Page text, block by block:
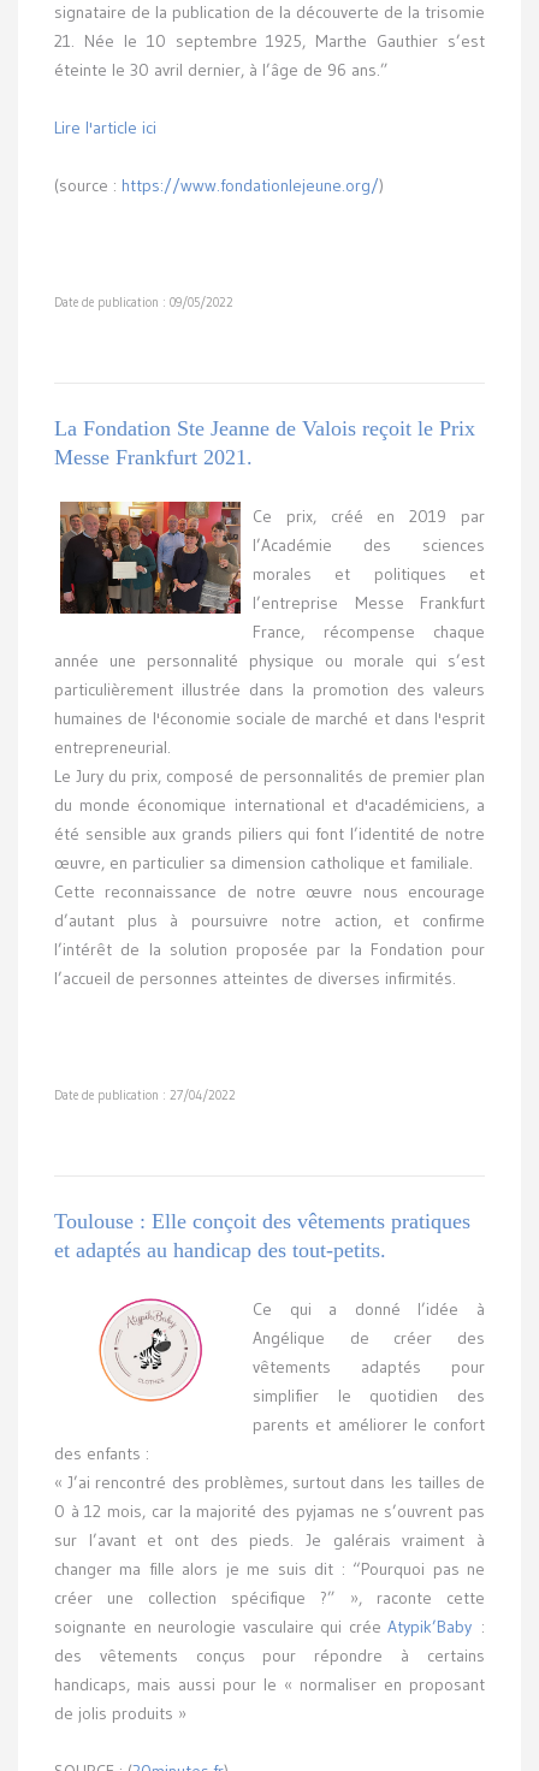
signataire de la publication de la découverte de la trisomie
21. Née le 10 septembre 1925, Marthe Gauthier s’est
éteinte le 30 avril dernier, à l’âge de 96 ans.”
Lire l'article ici
(source : https://www.fondationlejeune.org/)
Date de publication : 09/05/2022
La Fondation Ste Jeanne de Valois reçoit le Prix
Messe Frankfurt 2021.
Ce prix, créé en 2019 par
l’Académie des sciences
morales et politiques et
l’entreprise Messe Frankfurt
France, récompense chaque
année une personnalité physique ou morale qui s’est
particulièrement illustrée dans la promotion des valeurs
humaines de l'économie sociale de marché et dans l'esprit
entrepreneurial.
Le Jury du prix, composé de personnalités de premier plan
du monde économique international et d'académiciens, a
été sensible aux grands piliers qui font l’identité de notre
œuvre, en particulier sa dimension catholique et familiale.
Cette reconnaissance de notre œuvre nous encourage
d’autant plus à poursuivre notre action, et confirme
l’intérêt de la solution proposée par la Fondation pour
l’accueil de personnes atteintes de diverses infirmités.
Date de publication : 27/04/2022
Toulouse : Elle conçoit des vêtements pratiques
et adaptés au handicap des tout-petits.
Ce qui a donné l’idée à
Angélique de créer des
vêtements adaptés pour
simplifier le quotidien des
parents et améliorer le confort
des enfants :
« J’ai rencontré des problèmes, surtout dans les tailles de
0 à 12 mois, car la majorité des pyjamas ne s’ouvrent pas
sur l’avant et ont des pieds. Je galérais vraiment à
changer ma fille alors je me suis dit : “Pourquoi pas ne
créer une collection spécifique ?” », raconte cette
soignante en neurologie vasculaire qui créeAtypik’Baby :
des vêtements conçus pour répondre à certains
handicaps, mais aussi pour le « normaliser en proposant
de jolis produits »